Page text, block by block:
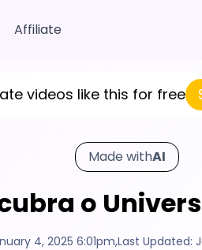
Affiliate
videos like this for free
Made withAI
o
4, 2025 6:01pm,Last Updated: